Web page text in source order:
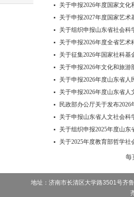
关于申报2026年度国家文
关于申报2027年度国家艺
关于组织申报山东省社会科
关于申报2026年度全省艺
关于征集2026年国家社科
关于申报2026年文化和旅
关于申报2026年度山东省
关于申报2026年度山东省
民政部办公厅关于发布
关于申报山东省人文社会科
关于组织申报2025年度山
关于2025年度教育部哲学
地址：济南市长清区大学路3501号齐